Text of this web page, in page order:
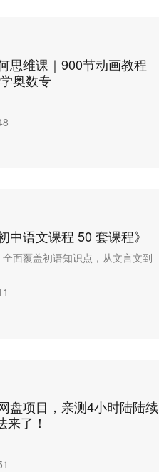
思维课｜900节动画教程
奥数专
语文课程 50 套课程》
面覆盖初语知识点，从文言文到
盘项目，亲测4小时陆陆续
了！